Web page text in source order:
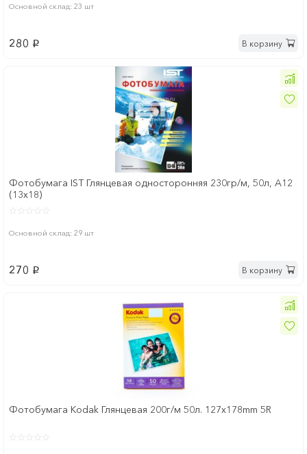
Основной склад: 23 шт
280 p В корзину
Фотобумага IST Глянцевая односторонняя 230гр/м, 50л, A12
(13x18)
Основной склад: 29 шт
270 p В корзину
Фотобумага Kodak Глянцевая 200г/м 50л. 127х178mm 5R